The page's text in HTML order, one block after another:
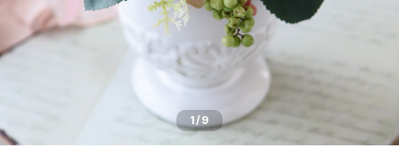
1/9